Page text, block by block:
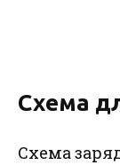
Схема
Схема